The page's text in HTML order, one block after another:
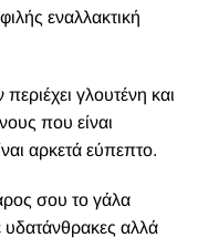
εναλλακτική
γλουτένη και
που είναι
αρκετά εύπεπτο.
σου το γάλα
υδατάνθρακες αλλά